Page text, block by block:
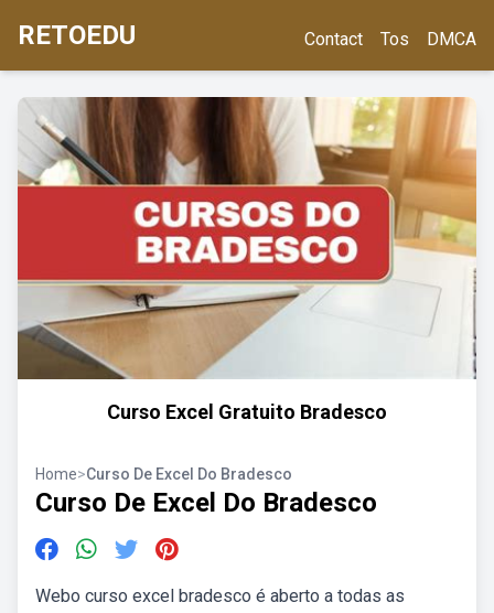
RETOEDU Contact Tos DMCA
Curso Excel Gratuito Bradesco
Home>Curso De Excel Do Bradesco
Curso De Excel Do Bradesco
Webo curso excel bradesco é aberto a todas as